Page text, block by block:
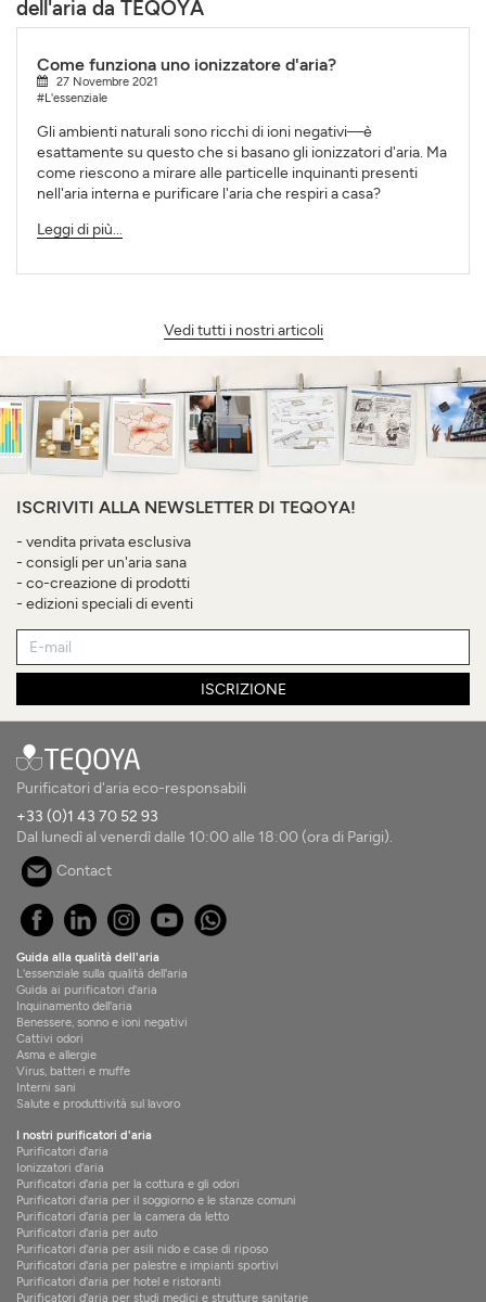
dell'aria da TEQOYA
Come funziona uno ionizzatore d'aria?
27 Novembre 2021
#L'essenziale
Gli ambienti naturali sono ricchi di ioni negativi—è
esattamente su questo che si basano gli ionizzatori d'aria. Ma
come riescono a mirare alle particelle inquinanti presenti
nell'aria interna e purificare l'aria che respiri a casa?
Leggi di più...
Vedi tutti i nostri articoli
ISCRIVITI ALLA NEWSLETTER DI TEQOYA!
- vendita privata esclusiva
- consigli per un'aria sana
- co-creazione di prodotti
- edizioni speciali di eventi
ISCRIZIONE
Purificatori d'aria eco-responsabili
+33 (0)1 43 70 52 93
Dal lunedì al venerdì dalle 10:00 alle 18:00 (ora di Parigi).
Contact
Guida alla qualità dell'aria
L'essenziale sulla qualità dell'aria
Guida ai purificatori d'aria
Inquinamento dell'aria
Benessere, sonno e ioni negativi
Cattivi odori
Asma e allergie
Virus, batteri e muffe
Interni sani
Salute e produttività sul lavoro
I nostri purificatori d'aria
Purificatori d'aria
Ionizzatori d'aria
Purificatori d'aria per la cottura e gli odori
Purificatori d'aria per il soggiorno e le stanze comuni
Purificatori d'aria per la camera da letto
Purificatori d'aria per auto
Purificatori d'aria per asili nido e case di riposo
Purificatori d'aria per palestre e impianti sportivi
Purificatori d'aria per hotel e ristoranti
Purificatori d'aria per studi medici e strutture sanitarie